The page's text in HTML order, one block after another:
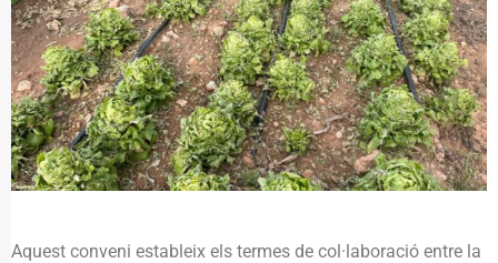
Aquest conveni estableix els termes de col·laboració entre la